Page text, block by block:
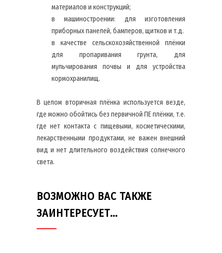
материалов и конструкций;
в машиностроении: для изготовления
приборных панелей, бамперов, щитков и т.д.
в качестве сельскохозяйственной плёнки
для пропаривания грунта, для
мульчирования почвы и для устройства
кормохранилищ.
В целом вторичная плёнка используется везде,
где можно обойтись без первичной ПЕ плёнки, т.е.
где нет контакта с пищевыми, косметическими,
лекарственными продуктами, не важен внешний
вид и нет длительного воздействия солнечного
света.
ВОЗМОЖНО ВАС ТАКЖЕ
ЗАИНТЕРЕСУЕТ…